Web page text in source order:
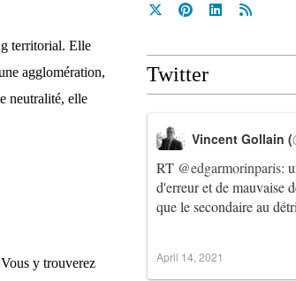
territorial. Elle
agglomération,
neutralité, elle
y trouverez
Twitter
RT @edgarmorinparis:
d'erreur et de mauvaise
que le secondaire au
Vincent Gollain (
April 14, 2021